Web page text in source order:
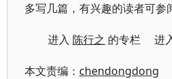
多写几篇，有兴趣的读者可参
进入陈行之 的专栏 进
本文责编： chendongdong